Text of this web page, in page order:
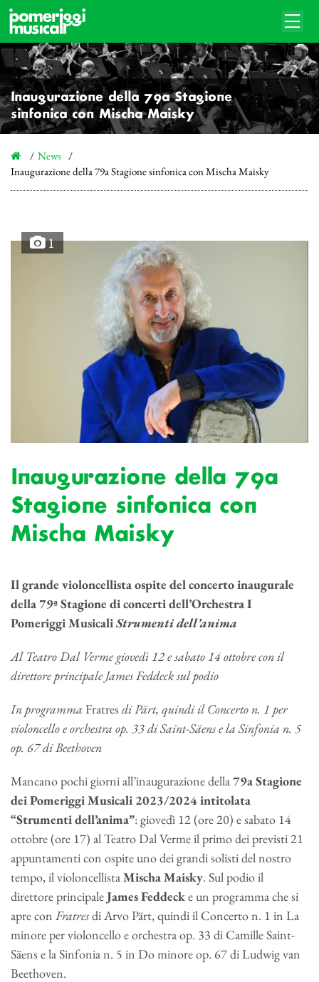
Inaugurazione della 79a Stagione
sinfonica con Mischa Maisky
News
Inaugurazione della 79a Stagione sinfonica con Mischa Maisky
1
Inaugurazione della 79a
Stagione sinfonica con
Mischa Maisky
Il grande violoncellista ospite del concerto inaugurale
della 79ª Stagione di concerti dell’Orchestra I
Pomeriggi Musicali Strumenti dell’anima
Al Teatro Dal Verme giovedì 12 e sabato 14 ottobre con il
direttore principale James Feddeck sul podio
In programma Fratresdi Pärt, quindiil Concerto n. 1 per
violoncello e orchestra op. 33 di Saint-Säens e la Sinfonia n. 5
op. 67 di Beethoven
Mancano pochi giorni all’inaugurazione della 79a Stagione
dei Pomeriggi Musicali 2023/2024 intitolata
“Strumenti dell’anima”:giovedì 12 (ore 20) e sabato 14
ottobre (ore 17) al Teatro Dal Verme il primo dei previsti 21
appuntamenti con ospite uno dei grandi solisti del nostro
tempo, il violoncellista Mischa Maisky. Sul podio il
direttore principaleJames Feddecke un programma che si
apre con Fratresdi Arvo Pärt, quindi il Concerto n. 1 in La
minore per violoncello e orchestra op. 33 di Camille Saint-
Säens e la Sinfonia n. 5 in Do minore op. 67 di Ludwig van
Beethoven.